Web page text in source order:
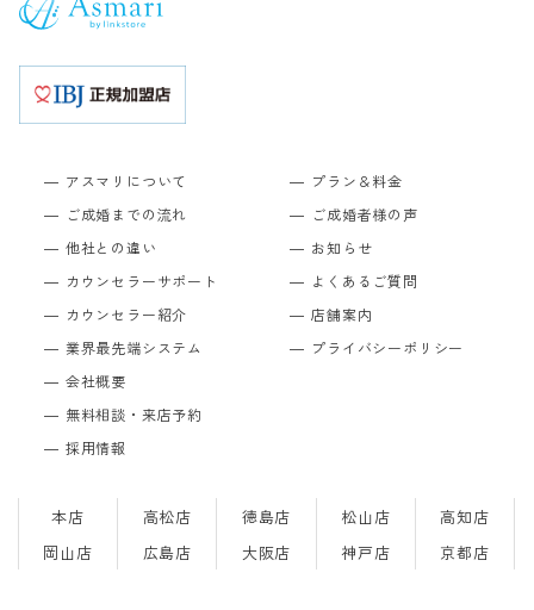
アスマリについて
ご成婚までの流れ
他社との違い
カウンセラーサポート
カウンセラー紹介
業界最先端システム
プラン＆料金
ご成婚者様の声
お知らせ
よくあるご質問
店舗案内
プライバシーポリシー
会社概要
無料相談・来店予約
採用情報
本店 高松店 徳島店 松山店
高知店
岡山店
広島店 大阪店 神戸店 京都店